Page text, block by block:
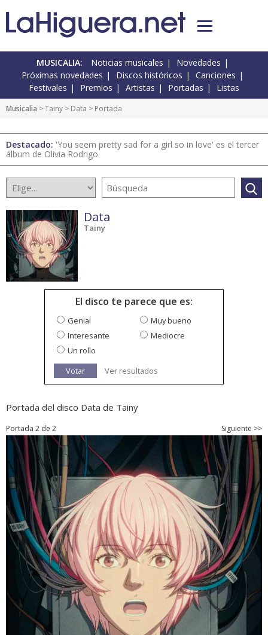
MUSICALIA: Noticias musicales
Novedades
Próximas novedades
Discos históricos
Canciones
Festivales
Premios Artistas Portadas Listas
Musicalia > Tainy > Data > Portada
Destacado: 'You seem pretty sad for a girl so in love' es el tercer
álbum de Olivia Rodrigo
Data
Tainy
El disco te parece que es:
Genial
Muy bueno
Interesante
Mediocre
Un rollo
Votar
Ver resultados
Portada del disco Data de Tainy
Portada 2 de 2 Siguiente >>